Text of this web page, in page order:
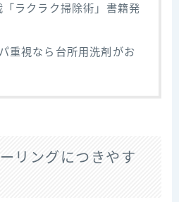
ラクラク掃除術」書籍発
重視なら台所用洗剤がお
リングにつきやす